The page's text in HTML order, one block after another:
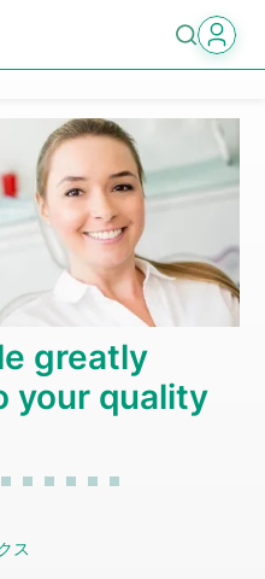
greatly
your quality
ス